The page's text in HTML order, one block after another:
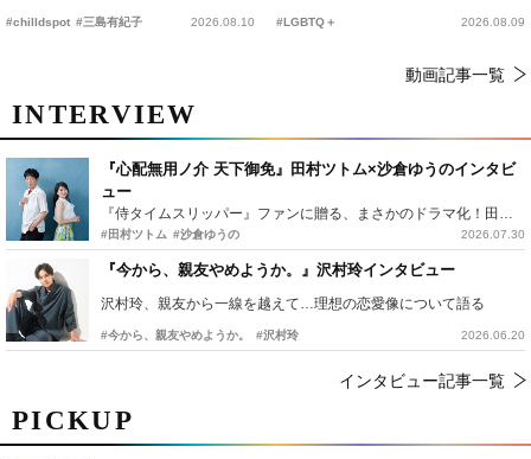
PICKUP
#chilldspot #三島有紀子 2026.08.10 #LGBTQ＋ 2026.08.09
動画記事一覧
INTERVIEW
『心配無用ノ介 天下御免』田村ツトム×沙倉ゆうのインタビ
ュー
『侍タイムスリッパー』ファンに贈る、まさかのドラマ化！田村ツトム×沙倉ゆうのが語る『心配無用ノ介』撮影秘話
#田村ツトム #沙倉ゆうの 2026.07.30
『今から、親友やめようか。』沢村玲インタビュー
沢村玲、親友から一線を越えて…理想の恋愛像について語る
#今から、親友やめようか。 #沢村玲 2026.06.20
インタビュー記事一覧